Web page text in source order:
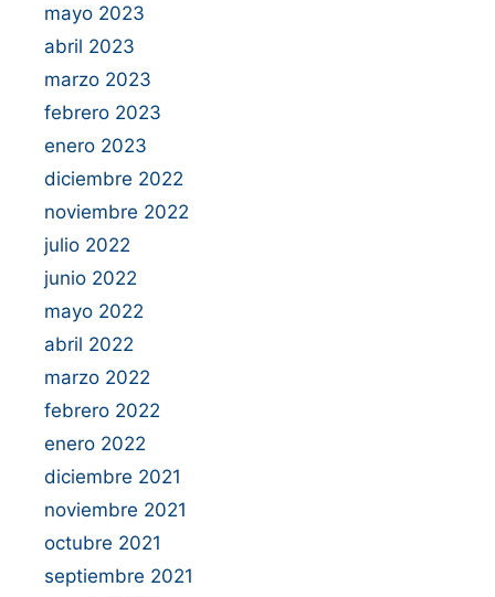
mayo 2023
abril 2023
marzo 2023
febrero 2023
enero 2023
diciembre 2022
noviembre 2022
julio 2022
junio 2022
mayo 2022
abril 2022
marzo 2022
febrero 2022
enero 2022
diciembre 2021
noviembre 2021
octubre 2021
septiembre 2021